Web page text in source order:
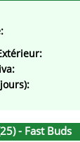
- Fast Buds